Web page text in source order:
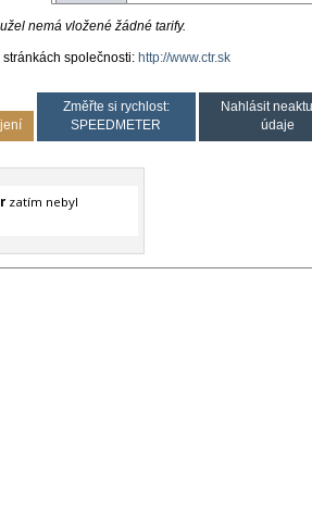
nemá vložené žádné tarify.
společnosti: http://www.ctr.sk
Změřte si rychlost:
SPEEDMETER
Nahlásit
údaje
zatím nebyl